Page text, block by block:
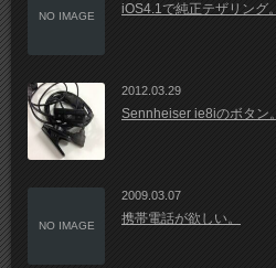
NO IMAGE iOS4.1で純正テザリング。
2012.03.29
Sennheiser ie8iのボタン。
NO IMAGE
2009.03.07
携帯電話が欲しい。